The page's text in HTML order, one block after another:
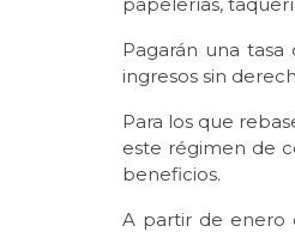
Pagarán una
ingresos sin
Para los que
este régimen de
beneficios.
A partir de enero